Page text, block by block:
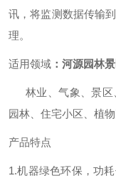
讯，将监测数据传输
理。
适用领域 ： 河源园林
林业、气象、景区
园林、住宅小区、植物
产品特点
1.机器绿色环保，功